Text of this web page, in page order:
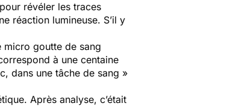
révéler les traces
réaction lumineuse. S’il y
micro goutte de sang
à une centaine
dans une tâche de sang »
Après analyse, c’était